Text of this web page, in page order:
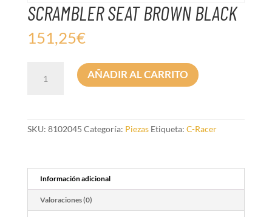
SCRAMBLER SEAT BROWN BLACK
151,25€
AÑADIR AL CARRITO
SKU: 8102045 Categoría: Piezas Etiqueta: C-Racer
Información adicional
Valoraciones (0)